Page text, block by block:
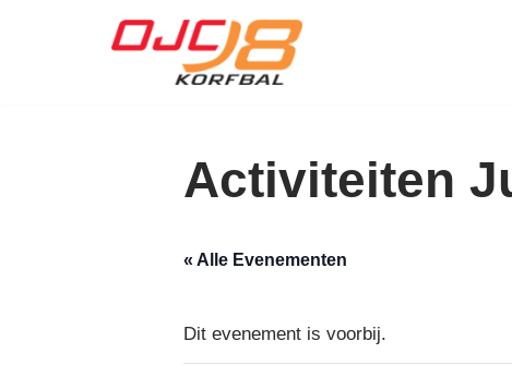
Activiteiten
« Alle Evenementen
Dit evenement is voorbij.